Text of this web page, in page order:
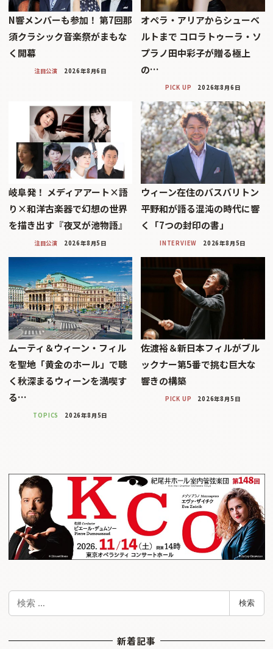
N響メンバーも参加！ 第7回那
須クラシック音楽祭がまもな
く開幕
注目公演 2026年8月6日
オペラ・アリアからシューベ
ルトまで コロラトゥーラ・ソ
プラノ田中彩子が贈る極上
の…
PICK UP 2026年8月6日
岐阜発！ メディアアート×語
り×和洋古楽器で幻想の世界
を描き出す『夜叉が池物語』
注目公演 2026年8月5日
ウィーン在住のバスバリトン
平野和が語る混沌の時代に響
く「7つの封印の書」
INTERVIEW 2026年8月5日
ムーティ＆ウィーン・フィル
を聖地「黄金のホール」で聴
く秋深まるウィーンを満喫す
る…
TOPICS 2026年8月5日
佐渡裕＆新日本フィルがブル
ックナー第5番で挑む巨大な
響きの構築
PICK UP 2026年8月5日
検
検索
新着記事